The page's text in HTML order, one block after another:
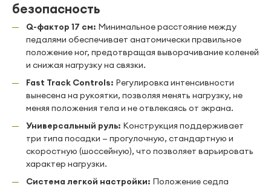
безопасность
Q-фактор 17 см: Минимальное расстояние между
педалями обеспечивает анатомически правильное
положение ног, предотвращая выворачивание коленей
и снижая нагрузку на связки.
Fast Track Controls: Регулировка интенсивности
вынесена на рукоятки, позволяя менять нагрузку, не
меняя положения тела и не отвлекаясь от экрана.
Универсальный руль: Конструкция поддерживает
три типа посадки — прогулочную, стандартную и
скоростную (шоссейную), что позволяет варьировать
характер нагрузки.
Система легкой настройки: Положение седла